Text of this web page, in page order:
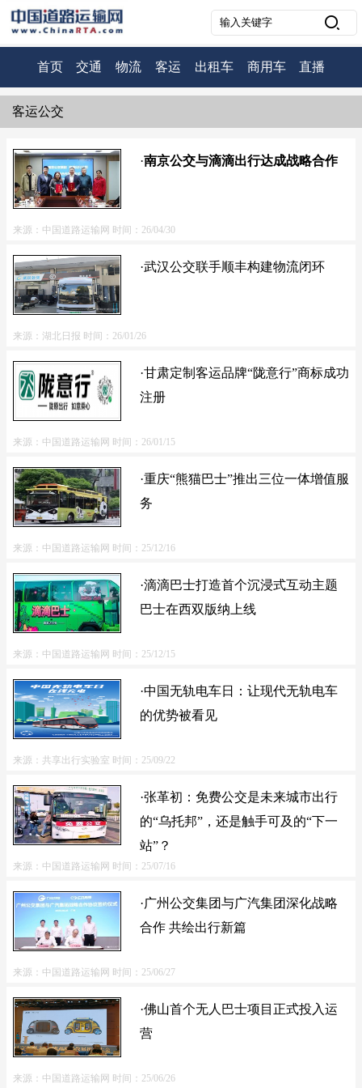
首页 交通 物流 客运 出租车 商用车 直播
客运公交
·南京公交与滴滴出行达成战略合作
来源：中国道路运输网 时间：26/04/30
·武汉公交联手顺丰构建物流闭环
来源：湖北日报 时间：26/01/26
·甘肃定制客运品牌“陇意行”商标成功
注册
来源：中国道路运输网 时间：26/01/15
·重庆“熊猫巴士”推出三位一体增值服
务
来源：中国道路运输网 时间：25/12/16
·滴滴巴士打造首个沉浸式互动主题
巴士在西双版纳上线
来源：中国道路运输网 时间：25/12/15
·中国无轨电车日：让现代无轨电车
的优势被看见
来源：共享出行实验室 时间：25/09/22
·张革初：免费公交是未来城市出行
的“乌托邦”，还是触手可及的“下一
站”？
来源：中国道路运输网 时间：25/07/16
·广州公交集团与广汽集团深化战略
合作 共绘出行新篇
来源：中国道路运输网 时间：25/06/27
·佛山首个无人巴士项目正式投入运
营
来源：中国道路运输网 时间：25/06/26